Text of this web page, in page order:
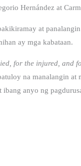
Hernández at
at
ay mga kabataan.
for the injured, and
na manalangin at
anyo ng